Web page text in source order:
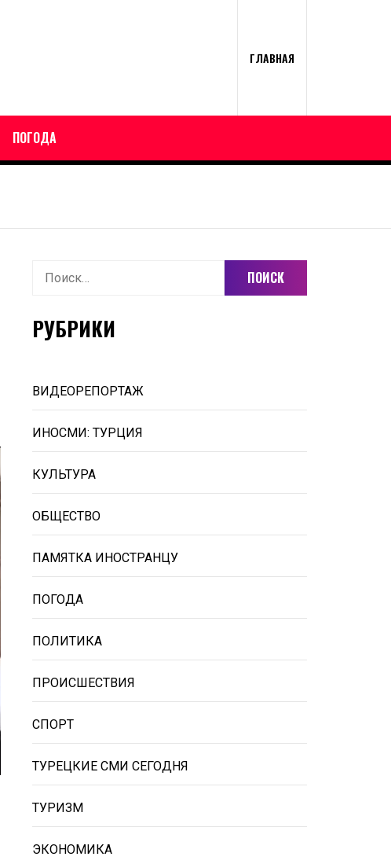
ГЛАВНАЯ
ПОГОДА
Найти:
РУБРИКИ
ВИДЕОРЕПОРТАЖ
ИНОСМИ: ТУРЦИЯ
КУЛЬТУРА
ОБЩЕСТВО
ПАМЯТКА ИНОСТРАНЦУ
ПОГОДА
ПОЛИТИКА
ПРОИСШЕСТВИЯ
СПОРТ
ТУРЕЦКИЕ СМИ СЕГОДНЯ
ТУРИЗМ
ЭКОНОМИКА